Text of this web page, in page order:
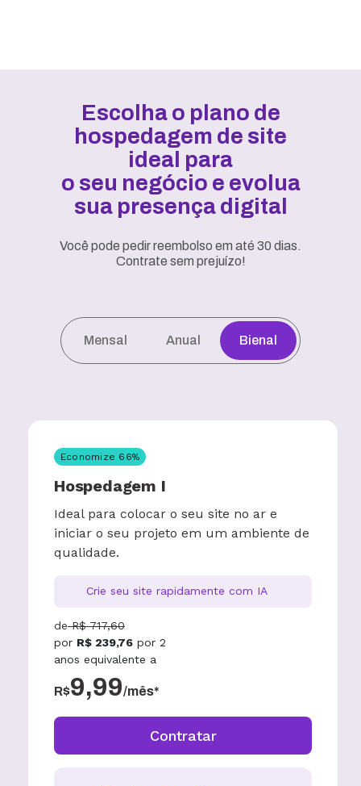
Escolha o plano de
hospedagem de site
ideal para
o seu negócio e evolua
sua presença digital
Você pode pedir reembolso em até 30 dias.
Contrate sem prejuízo!
Mensal Anual Bienal
Economize 66%
Hospedagem I
Ideal para colocar o seu site no ar e
iniciar o seu projeto em um ambiente de
qualidade.
Crie seu site rapidamente com IA
de R$ 717,60
por R$ 239,76 por 2
anos equivalente a
R$9,99/mês*
Contratar